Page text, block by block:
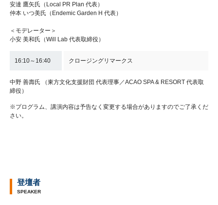
安達 鷹矢氏（Local PR Plan 代表）
仲本 いつ美氏（Endemic Garden H 代表）
＜モデレーター＞
小安 美和氏（Will Lab 代表取締役）
16:10～16:40 クロージングリマークス
中野 善壽氏 （東方文化支援財団 代表理事／ACAO SPA & RESORT 代表取
締役）
※プログラム、講演内容は予告なく変更する場合がありますのでご了承くだ
さい。
登壇者
SPEAKER